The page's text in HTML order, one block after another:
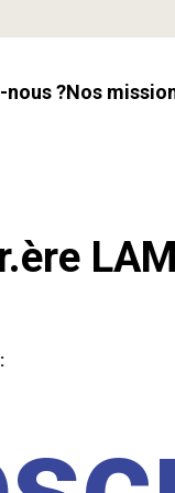
nous ? Nos